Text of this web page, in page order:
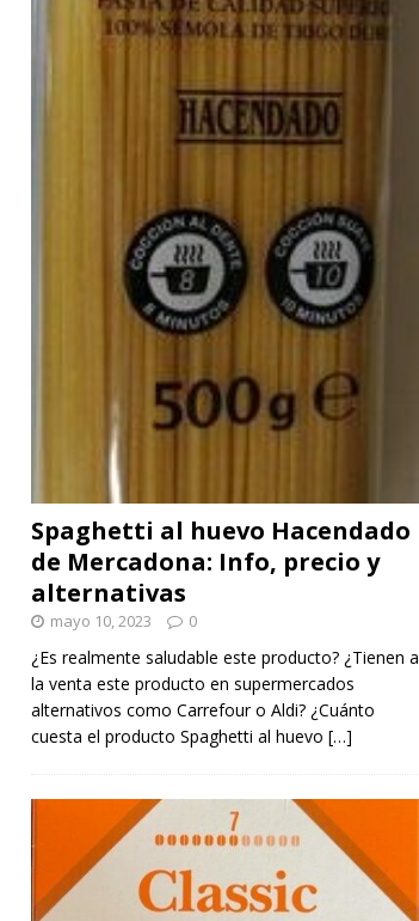
Spaghetti al huevo Hacendado
de Mercadona: Info, precio y
alternativas
mayo 10, 2023 0
¿Es realmente saludable este producto? ¿Tienen a
la venta este producto en supermercados
alternativos como Carrefour o Aldi? ¿Cuánto
cuesta el producto Spaghetti al huevo […]